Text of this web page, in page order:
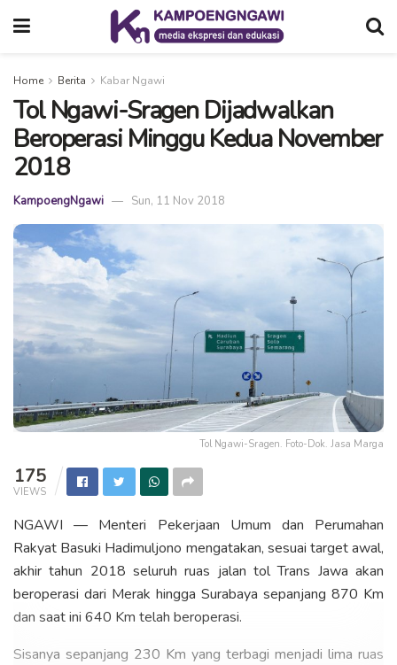
Home Berita Kabar Ngawi
Tol Ngawi-Sragen Dijadwalkan
Beroperasi Minggu Kedua November
2018
KampoengNgawi Sun, 11 Nov 2018
Tol Ngawi-Sragen. Foto-Dok. Jasa Marga
175
VIEWS
NGAWI — Menteri Pekerjaan Umum dan Perumahan
Rakyat Basuki Hadimuljono mengatakan, sesuai target awal,
akhir tahun 2018 seluruh ruas jalan tol Trans Jawa akan
beroperasi dari Merak hingga Surabaya sepanjang 870 Km
dan saat ini 640 Km telah beroperasi.
Sisanya sepanjang 230 Km yang terbagi menjadi lima ruas